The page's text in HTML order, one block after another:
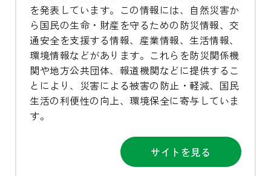
を発表しています。この情報には、自然災害か
ら国民の生命・財産を守るための防災情報、交
通安全を支援する情報、産業情報、生活情報、
環境情報などがあります。これらを防災関係機
関や地方公共団体、報道機関などに提供するこ
とにより、災害による被害の防止・軽減、国民
生活の利便性の向上、環境保全に寄与していま
す。
サイトを見る